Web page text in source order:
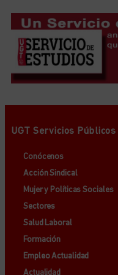
UGT Servicios
Conócenos
Acción Sindical
Mujer y Políticas Sociales
Sectores
Salud Laboral
Formación
Empleo Actualidad
Actualidad